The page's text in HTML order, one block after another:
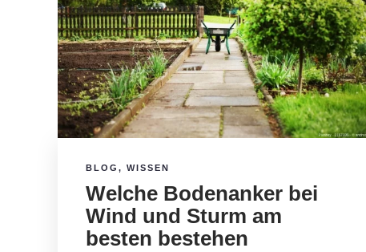
BLOG , WISSEN
Welche Bodenanker bei
Wind und Sturm am
besten bestehen